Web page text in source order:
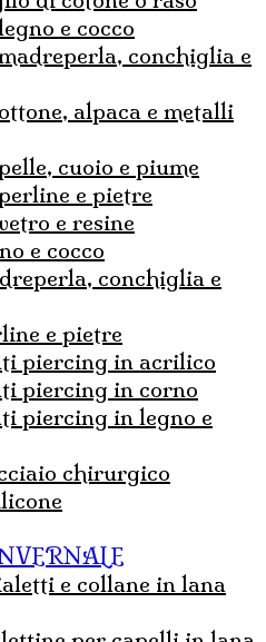
e cocco
cuoio e piume
e pietre
e resine
e cocco
e pietre
piercing in acrilico
piercing in corno
chirurgico